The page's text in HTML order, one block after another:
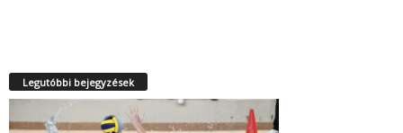
Legutóbbi bejegyzések